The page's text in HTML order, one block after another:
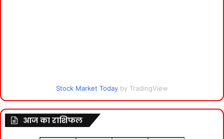
Stock Market Today by TradingView
आज का राशिफल